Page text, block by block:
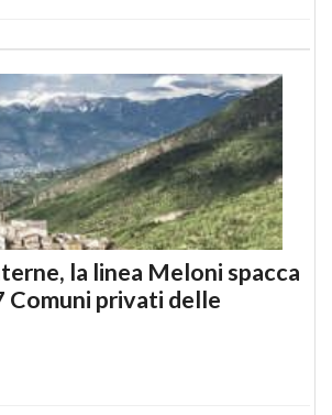
la linea Meloni spacca
Comuni privati delle